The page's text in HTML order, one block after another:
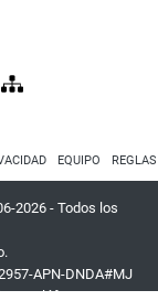
EQUIPO
2026 - Todos los
APN-DNDA#MJ
| Teléfono:+54 9 11